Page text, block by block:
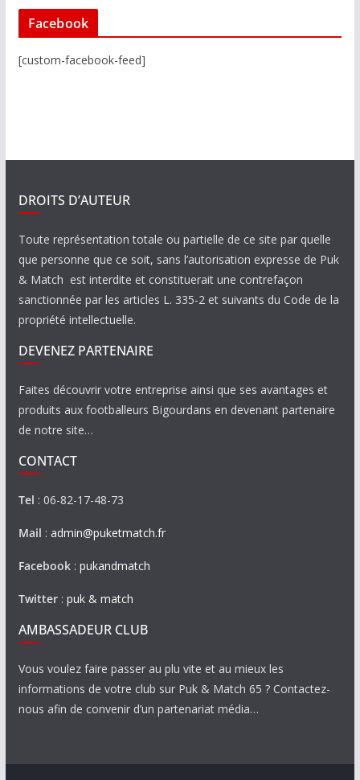
Facebook
[custom-facebook-feed]
DROITS D’AUTEUR
Toute représentation totale ou partielle de ce site par quelle
que personne que ce soit, sans l’autorisation expresse de Puk
& Match est interdite et constituerait une contrefaçon
sanctionnée par les articles L. 335-2 et suivants du Code de la
propriété intellectuelle.
DEVENEZ PARTENAIRE
Faites découvrir votre entreprise ainsi que ses avantages et
produits aux footballeurs Bigourdans en devenant partenaire
de notre site…
CONTACT
Tel : 06-82-17-48-73
Mail : admin@puketmatch.fr
Facebook: pukandmatch
Twitter: puk & match
AMBASSADEUR CLUB
Vous voulez faire passer au plu vite et au mieux les
informations de votre club sur Puk & Match 65 ? Contactez-
nous afin de convenir d’un partenariat média…